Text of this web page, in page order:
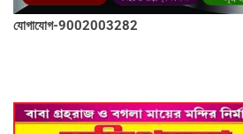
যোগাযোগ-9002003282